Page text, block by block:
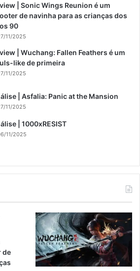
| Sonic Wings Reunion é um
de navinha para as crianças dos
90
11/2025
| Wuchang: Fallen Feathers é um
like de primeira
11/2025
| Asfalia: Panic at the Mansion
11/2025
| 1000xRESIST
11/2025
de